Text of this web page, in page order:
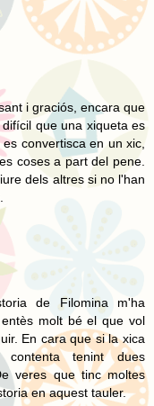
i graciós, encara que
que una xiqueta es
convertisca en un xic,
coses a part del pene.
dels altres si no l'han
de Filomina m'ha
molt bé el que vol
En cara que si la xica
tenint dues
veres que tinc moltes
en aquest tauler.